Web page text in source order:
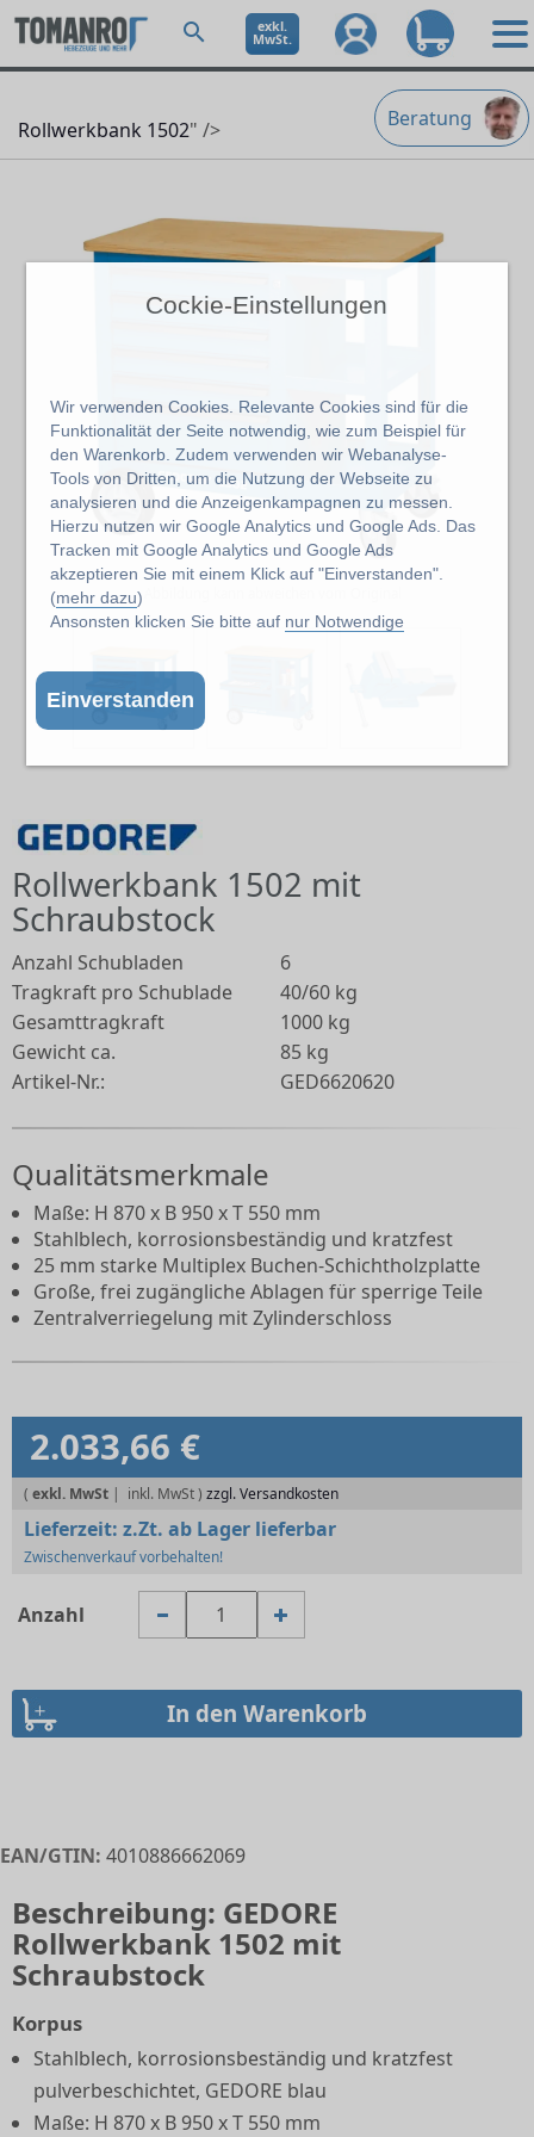
Cockie-Einstellungen
Wir verwenden Cookies. Relevante Cookies sind für die
Funktionalität der Seite notwendig, wie zum Beispiel für
den Warenkorb. Zudem verwenden wir Webanalyse-
Tools von Dritten, um die Nutzung der Webseite zu
analysieren und die Anzeigenkampagnen zu messen.
Hierzu nutzen wir Google Analytics und Google Ads. Das
Tracken mit Google Analytics und Google Ads
akzeptieren Sie mit einem Klick auf "Einverstanden".
(mehr dazu)
Ansonsten klicken Sie bitte auf nur Notwendige
Einverstanden
exkl.
MwSt.
Beratung
Rollwerkbank 1502" />
Rollwerkbank 1502 mit
Schraubstock
Anzahl Schubladen
6
Tragkraft pro Schublade
40/60 kg
Gesamttragkraft
1000 kg
Gewicht ca.
85 kg
Artikel-Nr.:
GED6620620
Qualitätsmerkmale
Maße: H 870 x B 950 x T 550 mm
Stahlblech, korrosionsbeständig und kratzfest
25 mm starke Multiplex Buchen-Schichtholzplatte
Große, frei zugängliche Ablagen für sperrige Teile
Zentralverriegelung mit Zylinderschloss
2.033,66 €
( exkl. MwSt | zzgl. Versandkosten
Lieferzeit: z.Zt. ab Lager lieferbar
Zwischenverkauf vorbehalten!
Anzahl
EAN/GTIN: 4010886662069
Beschreibung: GEDORE
Rollwerkbank 1502 mit
Schraubstock
Korpus
Stahlblech, korrosionsbeständig und kratzfest
pulverbeschichtet, GEDORE blau
Maße: H 870 x B 950 x T 550 mm